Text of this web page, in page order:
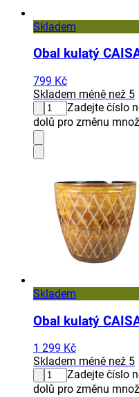
Skladem
Obal kulatý
799 Kč
Skladem méně než 5
Zadejte číslo
dolů pro změnu
Skladem
Obal kulatý
1 299 Kč
Skladem méně než 5
Zadejte číslo
dolů pro změnu